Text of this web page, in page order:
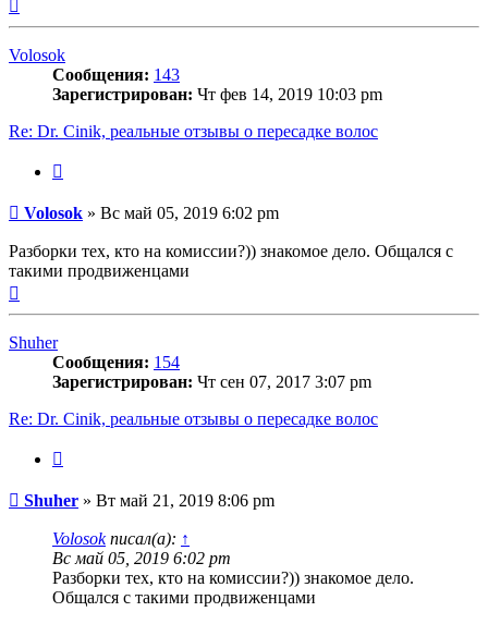
Volosok
Сообщения: 143
Зарегистрирован: Чт фев 14, 2019 10:03 pm
Re: Dr. Cinik, реальные отзывы о пересадке волос
Сообщение
Volosok » Вс май 05, 2019 6:02 pm
Разборки тех, кто на комиссии?)) знакомое дело. Общался с
такими продвиженцами
Shuher
Сообщения: 154
Зарегистрирован: Чт сен 07, 2017 3:07 pm
Re: Dr. Cinik, реальные отзывы о пересадке волос
Сообщение
Shuher » Вт май 21, 2019 8:06 pm
Volosokписал(а): ↑
Вс май 05, 2019 6:02 pm
Разборки тех, кто на комиссии?)) знакомое дело.
Общался с такими продвиженцами